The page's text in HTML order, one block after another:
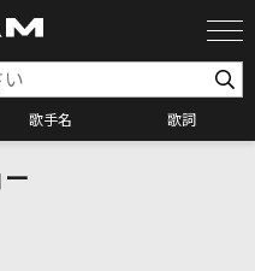
歌手名 歌詞
索
ー